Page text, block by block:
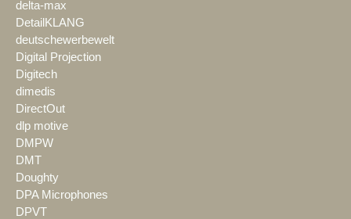
delta-max
DetailKLANG
deutschewerbewelt
Digital Projection
Digitech
dimedis
DirectOut
dlp motive
DMPW
DMT
Doughty
DPA Microphones
DPVT